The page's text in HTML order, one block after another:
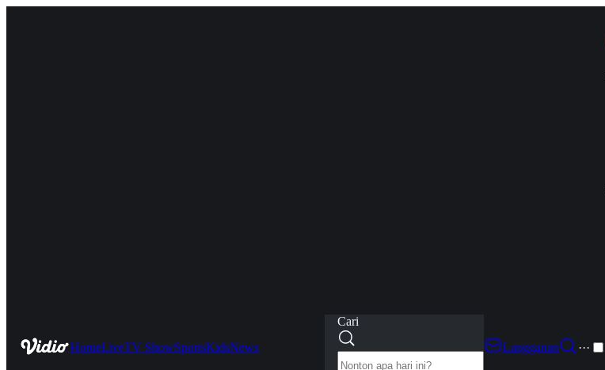
HomeLiveTV ShowSportsKidsNews
Cari
Langganan
···